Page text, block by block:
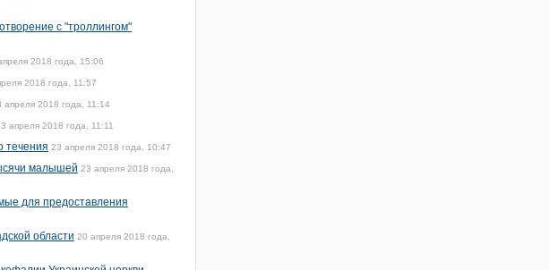
с "троллингом"
2018 года, 15:06
2018 года, 11:57
апреля 2018 года, 11:14
апреля 2018 года, 11:11
течения 23 апреля 2018 года, 10:47
малышей 23 апреля 2018 года,
для предоставления
области 20 апреля 2018 года,